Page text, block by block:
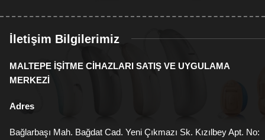
İletişim Bilgilerimiz
MALTEPE İŞİTME CİHAZLARI SATIŞ VE UYGULAMA
MERKEZİ
Adres
Bağlarbaşı Mah. Bağdat Cad. Yeni Çıkmazı Sk. Kızılbey Apt. No: